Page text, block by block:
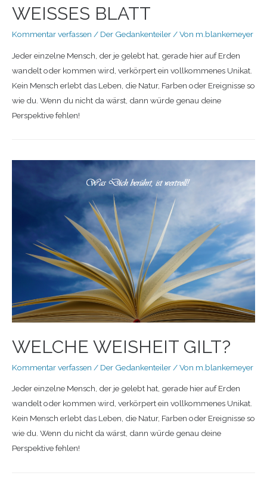
WEISSES BLATT
Kommentar verfassen / Der Gedankenteiler / Von m.blankemeyer
Jeder einzelne Mensch, der je gelebt hat, gerade hier auf Erden
wandelt oder kommen wird, verkörpert ein vollkommenes Unikat.
Kein Mensch erlebt das Leben, die Natur, Farben oder Ereignisse so
wie du. Wenn du nicht da wärst, dann würde genau deine
Perspektive fehlen!
WELCHE WEISHEIT GILT?
Kommentar verfassen / Der Gedankenteiler / Von m.blankemeyer
Jeder einzelne Mensch, der je gelebt hat, gerade hier auf Erden
wandelt oder kommen wird, verkörpert ein vollkommenes Unikat.
Kein Mensch erlebt das Leben, die Natur, Farben oder Ereignisse so
wie du. Wenn du nicht da wärst, dann würde genau deine
Perspektive fehlen!